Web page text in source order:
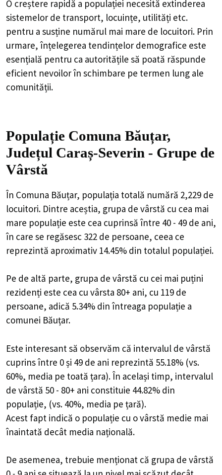
O creștere rapidă a populației necesită extinderea
sistemelor de transport, locuințe, utilități etc.
pentru a susține numărul mai mare de locuitori. Prin
urmare, înțelegerea tendințelor demografice este
esențială pentru ca autoritățile să poată răspunde
eficient nevoilor în schimbare pe termen lung ale
comunității.
Populație Comuna Băuțar,
Județul Caraș-Severin - Grupe de
Vârstă
În Comuna Băuțar, populația totală numără 2,229 de
locuitori. Dintre aceștia, grupa de vârstă cu cea mai
mare populație este cea cuprinsă între 40 - 49 de ani,
în care se regăsesc 322 de persoane, ceea ce
reprezintă aproximativ 14.45% din totalul populației.
Pe de altă parte, grupa de vârstă cu cei mai puțini
rezidenți este cea cu vârsta 80+ ani, cu 119 de
persoane, adică 5.34% din întreaga populație a
comunei Băuțar.
Este interesant să observăm că intervalul de vârstă
cuprins între 0 și 49 de ani reprezintă 55.18% (vs.
60%, media pe toată țara). În același timp, intervalul
de vârstă 50 - 80+ ani constituie 44.82% din
populație, (vs. 40%, media pe țară).
Acest fapt indică o populație cu o vârstă medie mai
înaintată decât media națională.
De asemenea, trebuie menționat că grupa de vârstă